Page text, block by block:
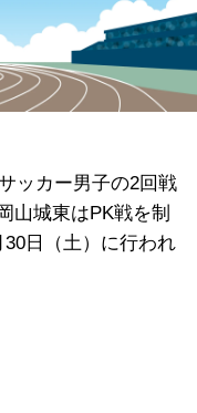
ッカー男子の2回戦
山城東はPK戦を制
日（土）に行われ